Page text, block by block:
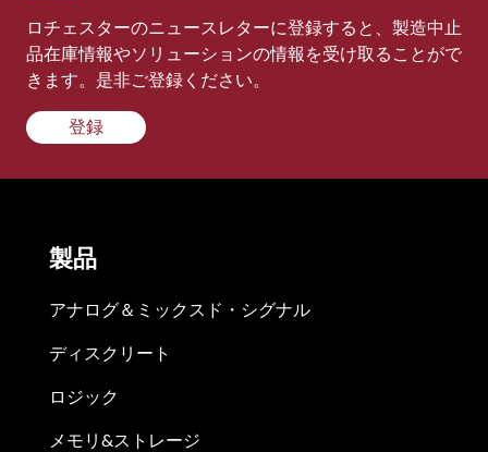
ロチェスターのニュースレターに登録すると、製造中止
品在庫情報やソリューションの情報を受け取ることがで
きます。是非ご登録ください。
登録
製品
アナログ＆ミックスド・シグナル
ディスクリート
ロジック
メモリ&ストレージ